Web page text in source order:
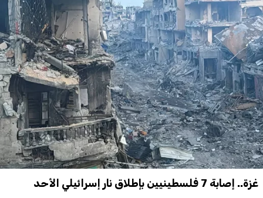
غزة.. إصابة 7 فلسطينيين بإطلاق نار إسرائيلي الأحد